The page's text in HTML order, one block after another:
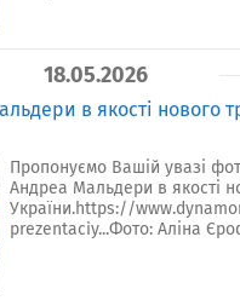
18.05.2026
в якості нового
Пропонуємо Вашій увазі
Андреа Мальдери в якості
України.https://
prezentaciy...Фото: Аліна